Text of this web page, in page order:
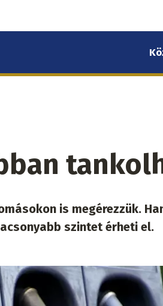
is megérezzük.
szintet érheti el.